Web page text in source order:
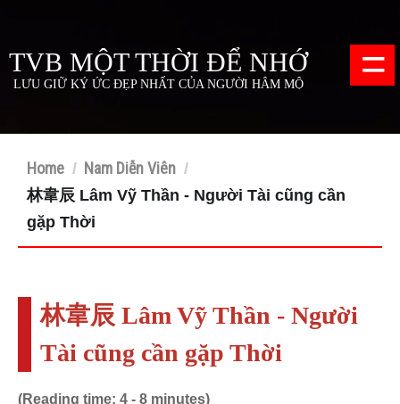
TVB MỘT THỜI ĐỂ NHỚ
LƯU GIỮ KÝ ỨC ĐẸP NHẤT CỦA NGƯỜI HÂM MỘ =
Home / Nam Diễn Viên /
林韋辰 Lâm Vỹ Thần - Người Tài cũng cần
gặp Thời
林韋辰 Lâm Vỹ Thần - Người
Tài cũng cần gặp Thời
(Reading time: 4 - 8 minutes)